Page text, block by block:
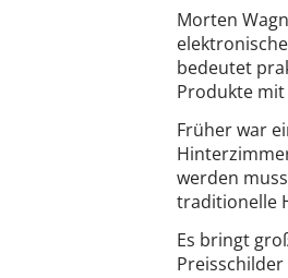
Morten
bedeutet
Produkte
Früher war
werden
traditionelle
Es bringt